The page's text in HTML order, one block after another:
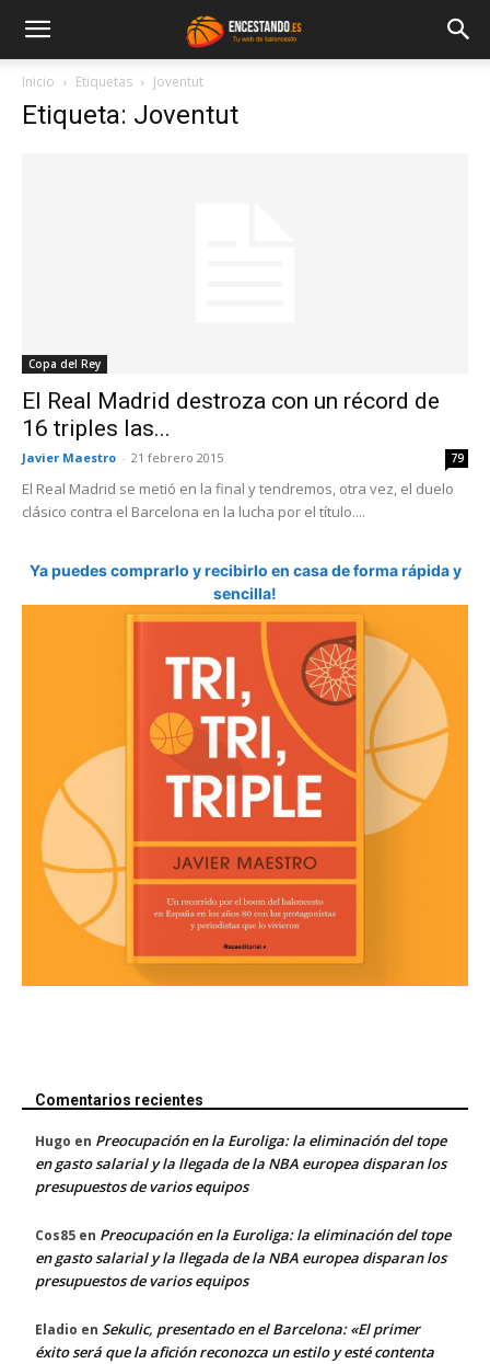
Inicio Etiquetas Joventut
Etiqueta: Joventut
Copa del Rey
El Real Madrid destroza con un récord de
16 triples las...
Javier Maestro - 21 febrero 2015 79
El Real Madrid se metió en la final y tendremos, otra vez, el duelo
clásico contra el Barcelona en la lucha por el título....
Ya puedes comprarlo y recibirlo en casa de forma rápida y
sencilla!
Comentarios recientes
Hugo en Preocupación en la Euroliga: la eliminación del tope
en gasto salarial y la llegada de la NBA europea disparan los
presupuestos de varios equipos
Cos85 en Preocupación en la Euroliga: la eliminación del tope
en gasto salarial y la llegada de la NBA europea disparan los
presupuestos de varios equipos
Eladio en Sekulic, presentado en el Barcelona: «El primer
éxito será que la afición reconozca un estilo y esté contenta